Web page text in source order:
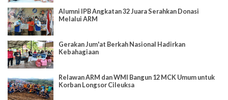
Alumni IPB Angkatan 32 Juara Serahkan Donasi
Melalui ARM
Gerakan Jum'at Berkah Nasional Hadirkan
Kebahagiaan
Relawan ARM dan WMI Bangun 12 MCK Umum untuk
Korban Longsor Cileuksa